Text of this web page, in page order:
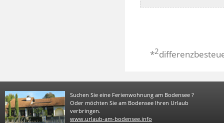
*2
Suchen Sie eine Ferienwohnung am Bodensee ?
Oder möchten Sie am Bodensee Ihren Urlaub
verbringen.
www.urlaub-am-bodensee.info